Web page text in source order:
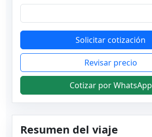
Resumen del viaje
Solicitar cotización
Revisar precio
Cotizar por WhatsApp